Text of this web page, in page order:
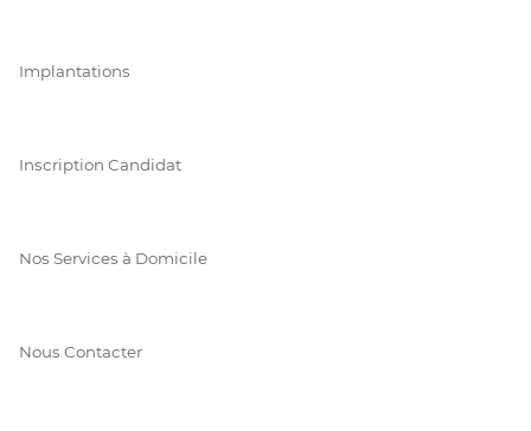
Implantations
Inscription Candidat
Nos Services à Domicile
Nous Contacter